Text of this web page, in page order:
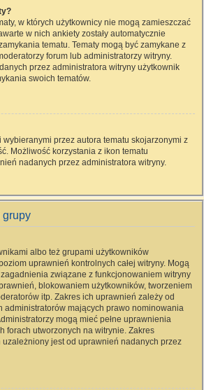
w których użytkownicy nie mogą zamieszczać
w nich ankiety zostały automatycznie
tematu. Tematy mogą być zamykane z
forum lub administratorzy witryny.
przez administratora witryny użytkownik
swoich tematów.
wybieranymi przez autora tematu skojarzonymi z
Możliwość korzystania z ikon tematu
nadanych przez administratora witryny.
grupy
albo też grupami użytkowników
uprawnień kontrolnych całej witryny. Mogą
związane z funkcjonowaniem witryny
blokowaniem użytkowników, tworzeniem
itp. Zakres ich uprawnień zależy od
administratorów mających prawo nominowania
mogą mieć pełne uprawnienia
forach utworzonych na witrynie. Zakres
jest od uprawnień nadanych przez